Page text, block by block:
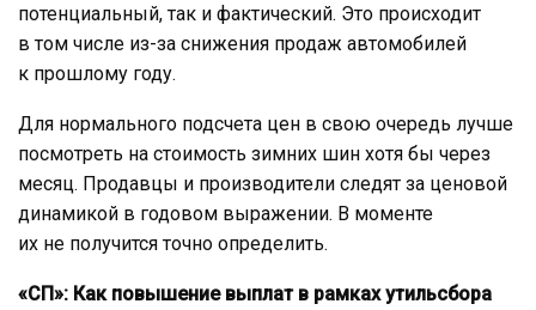
потенциальный, так и фактический. Это происходит
в том числе из-за снижения продаж автомобилей
к прошлому году.
Для нормального подсчета цен в свою очередь лучше
посмотреть на стоимость зимних шин хотя бы через
месяц. Продавцы и производители следят за ценовой
динамикой в годовом выражении. В моменте
их не получится точно определить.
«СП»: Как повышение выплат в рамках утильсбора